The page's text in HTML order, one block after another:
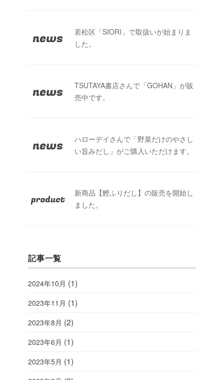
若松区「SIORI」で取扱いが始まりま
した。
TSUTAYA書店さんで「GOHAN」が販
売中です。
ハローデイさんで「野菜だけのやさし
い旨みだし」がご購入いただけます。
新商品【鰹ふりだし】の販売を開始し
ました。
記事一覧
2024年10月 (1)
2023年11月 (1)
2023年8月 (2)
2023年6月 (1)
2023年5月 (1)